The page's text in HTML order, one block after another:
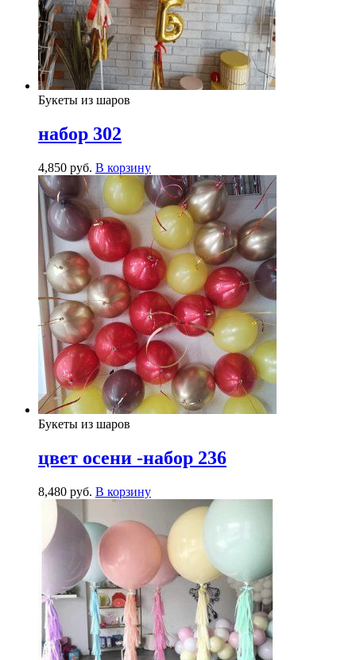
Букеты из шаров
набор 302
4,850 руб. В корзину
Букеты из шаров
цвет осени -набор 236
8,480 руб. В корзину